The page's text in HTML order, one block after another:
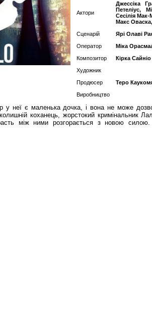
Актори
Джессіка
Петеліус,
Сесілія
Макс
Сценарій
Ярі Олаві
Оператор
Міка
Композитор
Кірка Сайніо
Художник
Продюсер
Теро
Виробництво
у неї є маленька дочка, і вона не може
коханець, жорстокий кримінальник
між ними розгорається з новою